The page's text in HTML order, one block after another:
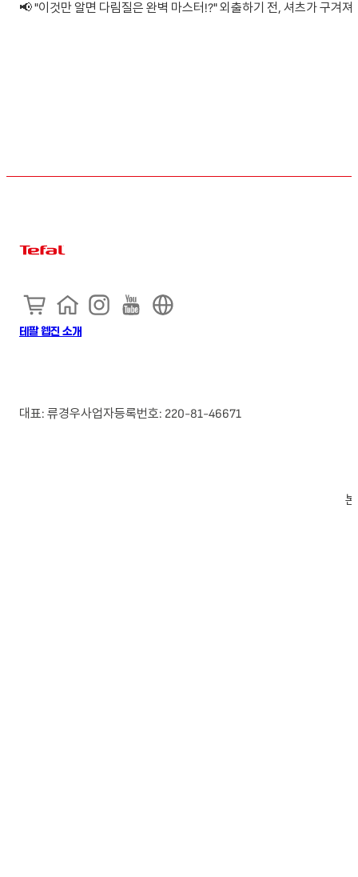
📢 "이것만 알면 다림질은 완벽 마스터!?" 외출하기 전, 셔츠가 구겨져
테팔 웹진 소개
대표: 류경우사업자등록번호: 220-81-46671